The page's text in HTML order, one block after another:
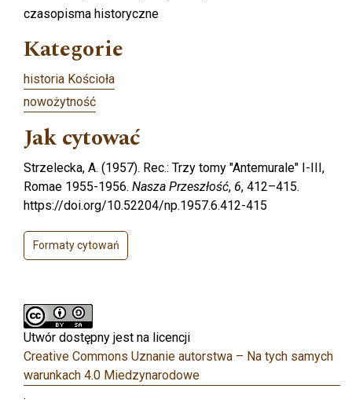
czasopisma historyczne
Kategorie
historia Kościoła
nowożytność
Jak cytować
Strzelecka, A. (1957). Rec.: Trzy tomy "Antemurale" I-III,
Romae 1955-1956. Nasza Przeszłość, 6, 412–415.
https://doi.org/10.52204/np.1957.6.412-415
Formaty cytowań
Utwór dostępny jest na licencji
Creative Commons Uznanie autorstwa – Na tych samych
warunkach 4.0 Miedzynarodowe
.